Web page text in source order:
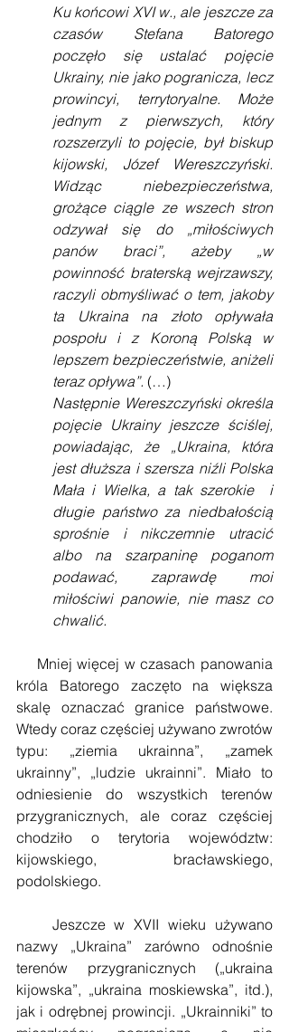
Ku końcowi XVI w., ale jeszcze za
czasów Stefana Batorego
poczęło się ustalać pojęcie
Ukrainy, nie jako pogranicza, lecz
prowincyi, terrytoryalne. Może
jednym z pierwszych, który
rozszerzyli to pojęcie, był biskup
kijowski, Józef Wereszczyński.
Widząc niebezpieczeństwa,
grożące ciągle ze wszech stron
odzywał się do „miłościwych
panów braci”, ażeby „w
powinność braterską wejrzawszy,
raczyli obmyśliwać o tem, jakoby
ta Ukraina na złoto opływała
pospołu i z Koroną Polską w
lepszem bezpieczeństwie, aniżeli
teraz opływa”. (…)
Następnie Wereszczyński określa
pojęcie Ukrainy jeszcze ściślej,
powiadając, że „Ukraina, która
jest dłuższa i szersza niźli Polska
Mała i Wielka, a tak szerokie  i
długie państwo za niedbałością
sprośnie i nikczemnie utracić
albo na szarpaninę poganom
podawać, zaprawdę moi
miłościwi panowie, nie masz co
chwalić.
Mniej więcej w czasach panowania
króla Batorego zaczęto na większa
skalę oznaczać granice państwowe.
Wtedy coraz częściej używano zwrotów
typu: „ziemia ukrainna”, „zamek
ukrainny”, „ludzie ukrainni”. Miało to
odniesienie do wszystkich terenów
przygranicznych, ale coraz częściej
chodziło o terytoria województw:
kijowskiego, bracławskiego,
podolskiego.
Jeszcze w XVII wieku używano
nazwy „Ukraina” zarówno odnośnie
terenów przygranicznych („ukraina
kijowska”, „ukraina moskiewska”, itd.),
jak i odrębnej prowincji. „Ukrainniki” to